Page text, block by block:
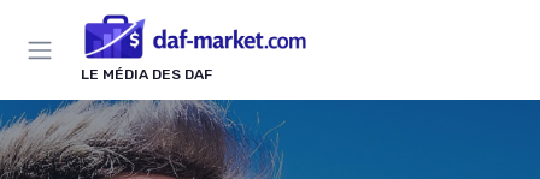
LE MÉDIA DES DAF
Panneau de gestion des cookies